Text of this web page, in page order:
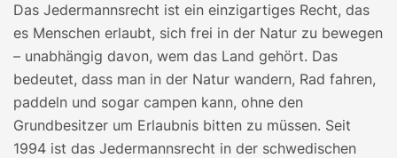
Das Jedermannsrecht ist ein einzigartiges Recht, das
es Menschen erlaubt, sich frei in der Natur zu bewegen
– unabhängig davon, wem das Land gehört. Das
bedeutet, dass man in der Natur wandern, Rad fahren,
paddeln und sogar campen kann, ohne den
Grundbesitzer um Erlaubnis bitten zu müssen. Seit
1994 ist das Jedermannsrecht in der schwedischen